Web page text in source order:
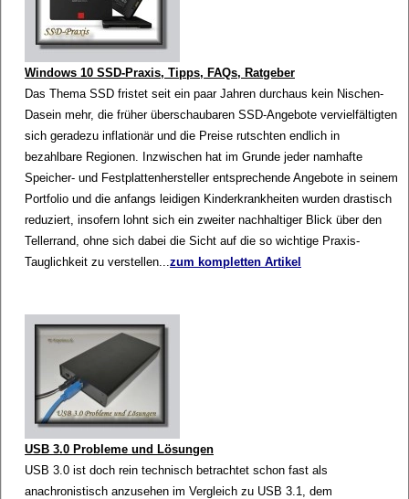
Windows 10 SSD-Praxis, Tipps, FAQs, Ratgeber
Das Thema SSD fristet seit ein paar Jahren durchaus kein Nischen-
Dasein mehr, die früher überschaubaren SSD-Angebote vervielfältigten
sich geradezu inflationär und die Preise rutschten endlich in
bezahlbare Regionen. Inzwischen hat im Grunde jeder namhafte
Speicher- und Festplattenhersteller entsprechende Angebote in seinem
Portfolio und die anfangs leidigen Kinderkrankheiten wurden drastisch
reduziert, insofern lohnt sich ein zweiter nachhaltiger Blick über den
Tellerrand, ohne sich dabei die Sicht auf die so wichtige Praxis-
Tauglichkeit zu verstellen... zum kompletten Artikel
USB 3.0 Probleme und Lösungen
USB 3.0 ist doch rein technisch betrachtet schon fast als
anachronistisch anzusehen im Vergleich zu USB 3.1, dem